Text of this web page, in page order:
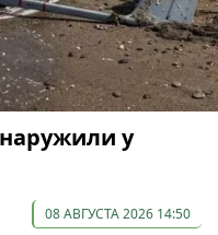
у
08 АВГУСТА 2026 14:50